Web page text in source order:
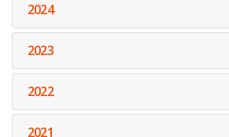
2024
2023
2022
2021